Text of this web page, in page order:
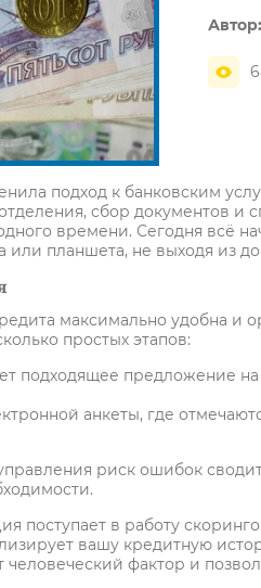
Автор:
подход к банковским
сбор документов и
времени. Сегодня всё
или планшета, не выходя из
максимально удобна и
простых этапов:
подходящее предложение
анкеты, где
риск ошибок
поступает в работу
вашу кредитную
человеческий фактор и